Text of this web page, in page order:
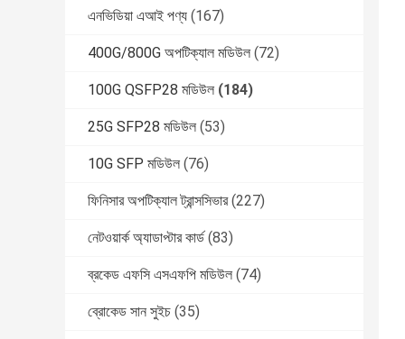
এনভিডিয়া এআই পণ্য (167)
400G/800G অপটিক্যাল মডিউল (72)
100G QSFP28 মডিউল (184)
25G SFP28 মডিউল (53)
10G SFP মডিউল (76)
ফিনিসার অপটিক্যাল ট্রান্সসিভার (227)
নেটওয়ার্ক অ্যাডাপ্টার কার্ড (83)
ব্রকেড এফসি এসএফপি মডিউল (74)
ব্রোকেড সান সুইচ (35)